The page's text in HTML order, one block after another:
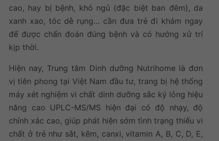
cao, hay bị bệnh, khó ngủ (đặc biệt ban đêm), da
xanh xao, tóc dễ rụng… cần đưa trẻ đi khám ngay
để được chẩn đoán đúng bệnh và có hướng xử trí
kịp thời.
Hiện nay, Trung tâm Dinh dưỡng Nutrihome là đơn
vị tiên phong tại Việt Nam đầu tư, trang bị hệ thống
máy xét nghiệm vi chất dinh dưỡng sắc ký lỏng hiệu
năng cao UPLC-MS/MS hiện đại có độ nhạy, độ
chính xác cao, giúp phát hiện sớm tình trạng thiếu vi
chất ở trẻ như sắt, kẽm, canxi, vitamin A, B, C, D, E,